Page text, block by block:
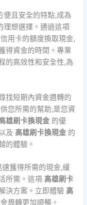
便且安全的特點,成為
理想選擇。通過這項
用卡的額度換取現金,
得資金的時間。專業
的高效性和安全性,為
找短期內資金週轉的
您所需的幫助,是您資
雄刷卡換現金 的優
及 高雄刷卡換現金 的
的體驗。
獲得所需的現金,緩
所需。這項 高雄刷卡
決方案。立即體驗 高
周轉更加順暢。